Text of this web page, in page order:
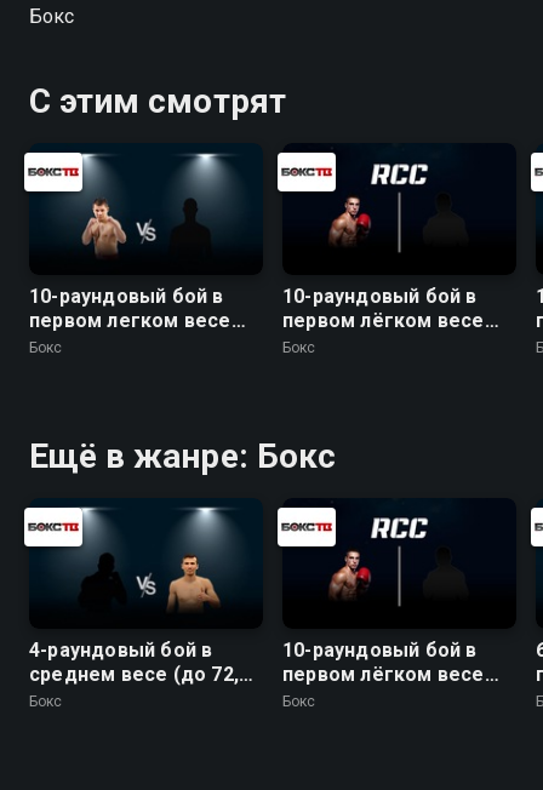
Бокс
С этим смотрят
10-раундовый бой в
первом легком весе
(до 59 кг): Евгений
Бокс
10-раундовый бой в
первом лёгком весе
(до 59 кг)
Бокс
Ещё в жанре: Бокс
4-раундовый бой в
среднем весе (до 72,6
кг). Жайдар Бирлик
Бокс
10-раундовый бой в
первом лёгком весе
(до 59 кг)
Бокс